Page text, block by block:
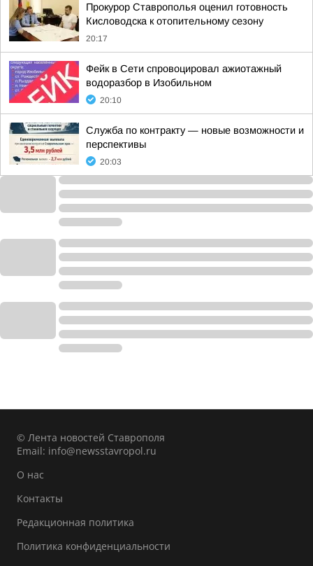
Прокурор Ставрополья оценил готовность
Кисловодска к отопительному сезону
20:17
Фейк в Сети спровоцировал ажиотажный
водоразбор в Изобильном
20:10
Служба по контракту — новые возможности и
перспективы
20:03
© Лента новостей Ставрополя
Email: info@newsstavropol.ru
О нас
Контакты
Редакционная политика
Политика конфиденциальности